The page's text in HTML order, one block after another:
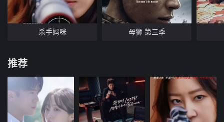
杀手妈咪 母狮 第三季
推荐